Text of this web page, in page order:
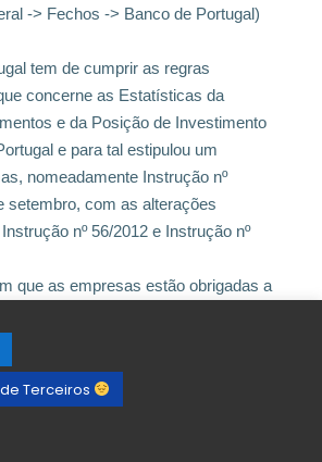
-> Fechos -> Banco de Portugal)
tem de cumprir as regras
concerne as Estatísticas da
e da Posição de Investimento
e para tal estipulou um
nomeadamente Instrução nº
setembro, com as alterações
nº 56/2012 e Instrução nº
que as empresas estão obrigadas a
com o exterior desde que o seu
cambiais ascenda num total de
mas residentes em Portugal.
volume cambial superior tem de
Terceiros